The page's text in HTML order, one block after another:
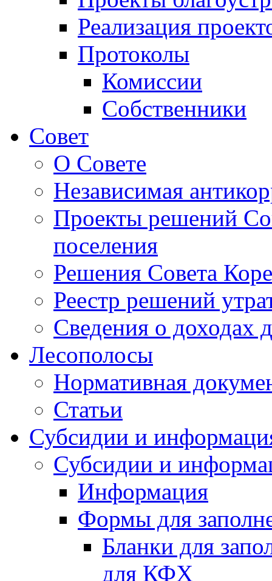
Реализация
Протоколы
Комиссии
Собственники
Совет
О Совете
Независимая
Проекты решений
поселения
Решения Совета
Реестр решений
Сведения о доходах
Лесополосы
Нормативная
Статьи
Субсидии и
Субсидии и
Информация
Формы для
Бланки для
для КФХ